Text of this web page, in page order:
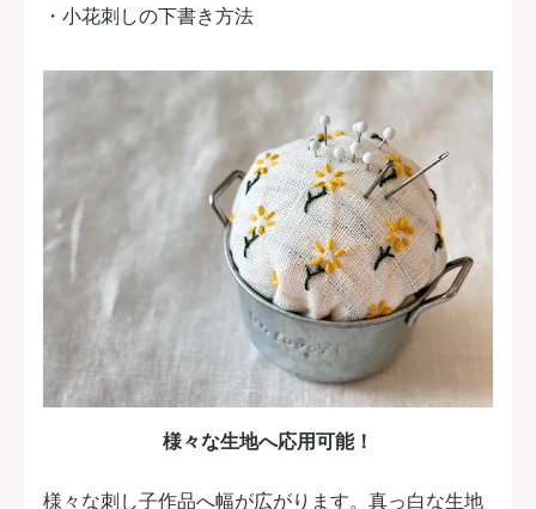
・小花刺しの下書き方法
様々な生地へ応用可能！
様々な刺し子作品へ幅が広がります。真っ白な生地